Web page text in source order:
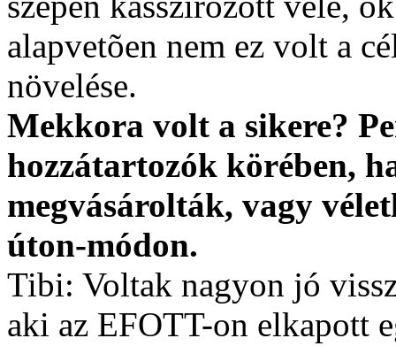
alapvetõen nem ez volt a
növelése.
Mekkora volt a sikere?
hozzátartozók körében,
megvásárolták, vagy
úton-módon.
Tibi: Voltak nagyon jó
aki az EFOTT-on elkapott